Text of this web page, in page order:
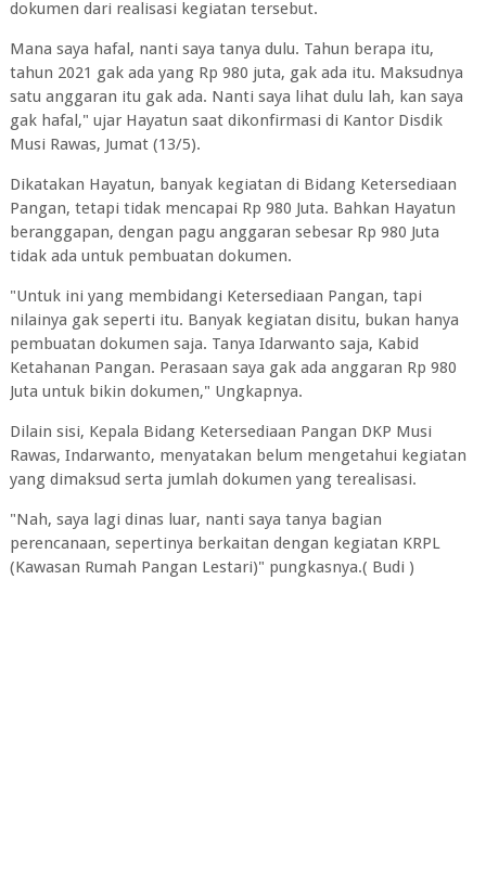
dokumen dari realisasi kegiatan tersebut.
Mana saya hafal, nanti saya tanya dulu. Tahun berapa itu,
tahun 2021 gak ada yang Rp 980 juta, gak ada itu. Maksudnya
satu anggaran itu gak ada. Nanti saya lihat dulu lah, kan saya
gak hafal," ujar Hayatun saat dikonfirmasi di Kantor Disdik
Musi Rawas, Jumat (13/5).
Dikatakan Hayatun, banyak kegiatan di Bidang Ketersediaan
Pangan, tetapi tidak mencapai Rp 980 Juta. Bahkan Hayatun
beranggapan, dengan pagu anggaran sebesar Rp 980 Juta
tidak ada untuk pembuatan dokumen.
"Untuk ini yang membidangi Ketersediaan Pangan, tapi
nilainya gak seperti itu. Banyak kegiatan disitu, bukan hanya
pembuatan dokumen saja. Tanya Idarwanto saja, Kabid
Ketahanan Pangan. Perasaan saya gak ada anggaran Rp 980
Juta untuk bikin dokumen," Ungkapnya.
Dilain sisi, Kepala Bidang Ketersediaan Pangan DKP Musi
Rawas, Indarwanto, menyatakan belum mengetahui kegiatan
yang dimaksud serta jumlah dokumen yang terealisasi.
"Nah, saya lagi dinas luar, nanti saya tanya bagian
perencanaan, sepertinya berkaitan dengan kegiatan KRPL
(Kawasan Rumah Pangan Lestari)" pungkasnya.( Budi )